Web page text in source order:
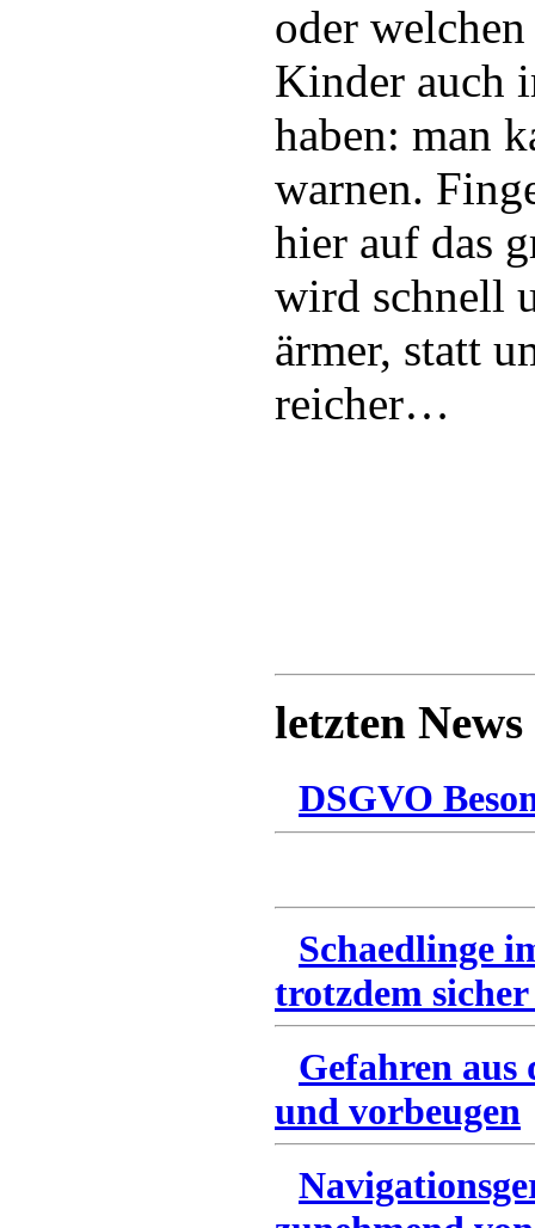
oder
Kinder auch
haben: man
warnen.
hier auf das
wird schnell
ärmer, statt
reicher…
letzten News
DSGVO
Schaedlinge
trotzdem
Gefahren
und vorbeugen